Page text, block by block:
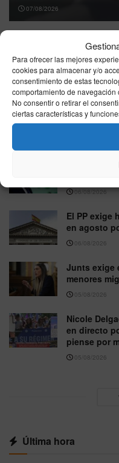
Para ofrecer las mejores
cookies para almacenar y/o
consentimiento de estas
comportamiento de
No consentir o retirar el
ciertas características y
07/08/2026
crisis de
07/08/2026
Óscar
contra Vito
“¿Solo?”
Vox pide
06/08/2026
El PP exige
en agosto
06/08/2026
Junts exige
menores
05/08/2026
Nicole
en directo
piense por
05/08/2026
Última hora